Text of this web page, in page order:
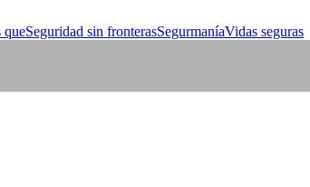
queSeguridad sin fronterasSegurmaníaVidas seguras